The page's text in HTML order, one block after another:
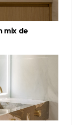
mix de